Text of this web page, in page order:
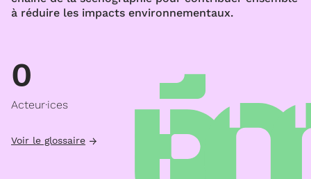
à réduire les impacts environnementaux.
0
Acteur·ices
Voir le glossaire